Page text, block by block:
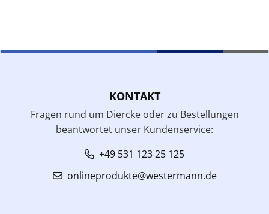
KONTAKT
Fragen rund um Diercke oder zu Bestellungen
beantwortet unser Kundenservice:
+49 531 123 25 125
onlineprodukte@westermann.de